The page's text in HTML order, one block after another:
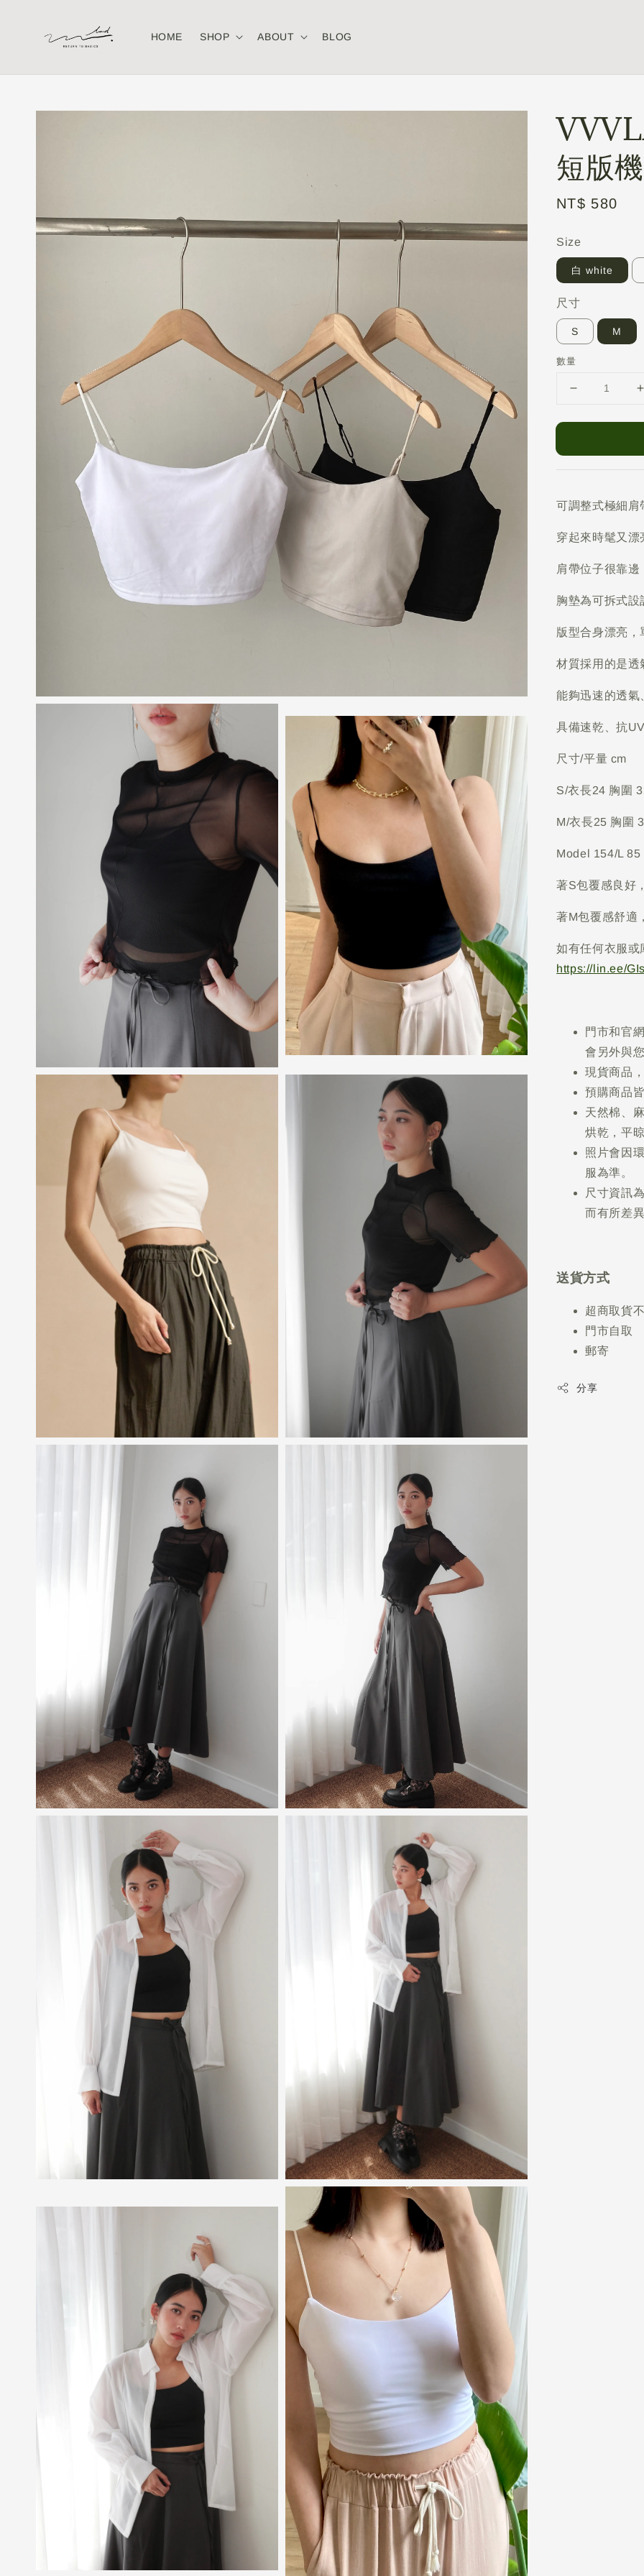
HOME SHOP ABOUT BLOG
短版
Regular
NT$ 580
Size
白 white
尺寸
S M
數量
可調整式極細肩
穿起來時髦又漂
肩帶位子很靠
胸墊為可拆式設
版型合身漂亮
材質採用的是透
能夠迅速的透氣
具備速乾、抗
尺寸/平量 cm
S/衣長24 胸圍
M/衣長25 胸圍
Model 154/L
著S包覆感良好
著M包覆感舒適
如有任何衣服
https://lin.ee/
門市和官
會另外與
現貨商品
預購商品
天然棉、
烘乾，平
照片會因
服為準。
尺寸資訊
而有所差
送貨方式
超商取貨
門市自取
郵寄
分享